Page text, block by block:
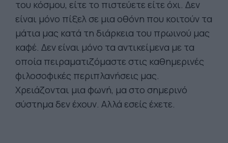
του κόσμου, είτε το πιστεύετε είτε όχι. Δεν
είναι μόνο πίξελ σε μια οθόνη που κοιτούν τα
μάτια μας κατά τη διάρκεια του πρωινού μας
καφέ. Δεν είναι μόνο τα αντικείμενα με τα
οποία πειραματιζόμαστε στις καθημερινές
φιλοσοφικές περιπλανήσεις μας.
Χρειάζονται μια φωνή, μα στο σημερινό
σύστημα δεν έχουν. Αλλά εσείς έχετε.